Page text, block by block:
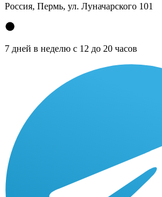
Россия, Пермь, ул. Луначарского 101
7 дней в неделю с 12 до 20 часов